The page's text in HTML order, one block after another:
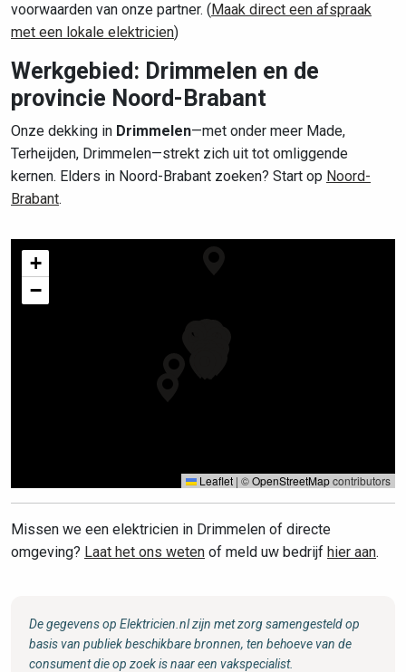
voorwaarden van onze partner. (Maak direct een afspraak
met een lokale elektricien)
Werkgebied: Drimmelen en de
provincie Noord-Brabant
Onze dekking in Drimmelen—met onder meer Made,
Terheijden, Drimmelen—strekt zich uit tot omliggende
kernen. Elders in Noord-Brabant zoeken? Start op Noord-
Brabant.
+
−
Leaflet | ©OpenStreetMapcontributors
Missen we een elektricien in Drimmelen of directe
omgeving? Laat het ons weten of meld uw bedrijf hier aan.
De gegevens op Elektricien.nl zijn met zorg samengesteld op
basis van publiek beschikbare bronnen, ten behoeve van de
consument die op zoek is naar een vakspecialist.